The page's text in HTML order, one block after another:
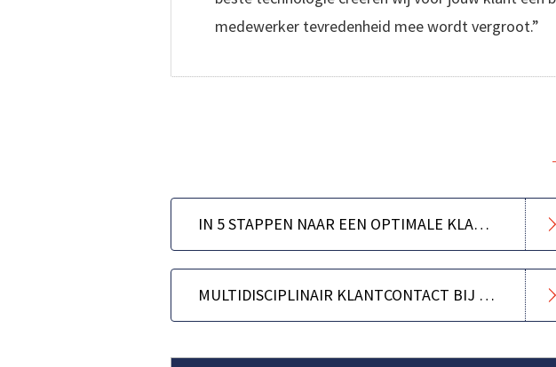
medewerker tevredenheid mee wordt vergroot.”
IN 5 STAPPEN NAAR EEN OPTIMALE KLANTBELEVING
MULTIDISCIPLINAIR KLANTCONTACT BIJ DRUKWERKDEAL